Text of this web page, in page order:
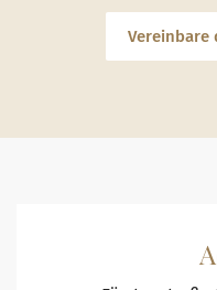
Vereinbare